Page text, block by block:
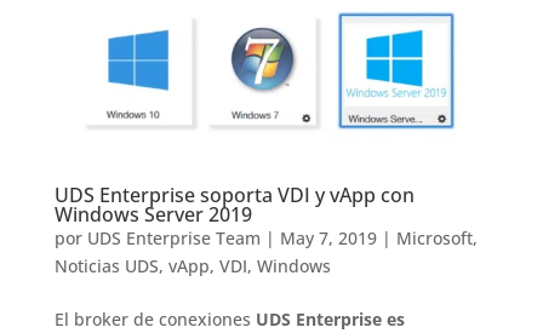
UDS Enterprise soporta VDI y vApp con
Windows Server 2019
por UDS Enterprise Team | May 7, 2019| Microsoft,
Noticias UDS, vApp, VDI, Windows
El broker de conexiones UDS Enterprise es